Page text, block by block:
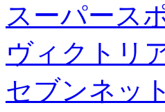
スーパース
ヴィクトリ
セブンネッ